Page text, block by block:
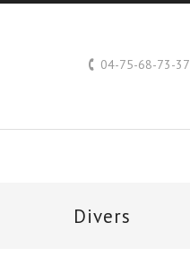
04-75-68-73-37
Divers